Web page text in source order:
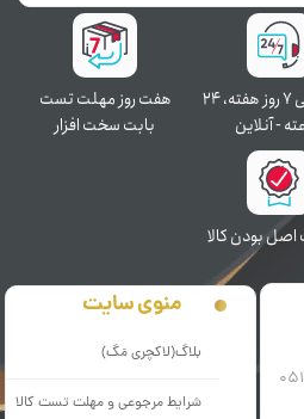
منوی سایت
بلاگ(لاکچری مَگ)
شرایط مرجوعی و مهلت تست کالا
پشتیبانی ۷ روز ﻫﻔﺘﻪ، ۲۴
- آنلاین
هفت روز مهلت تست
بابت سخت افزار
ﺑﻮدن ﮐﺎﻟﺎ